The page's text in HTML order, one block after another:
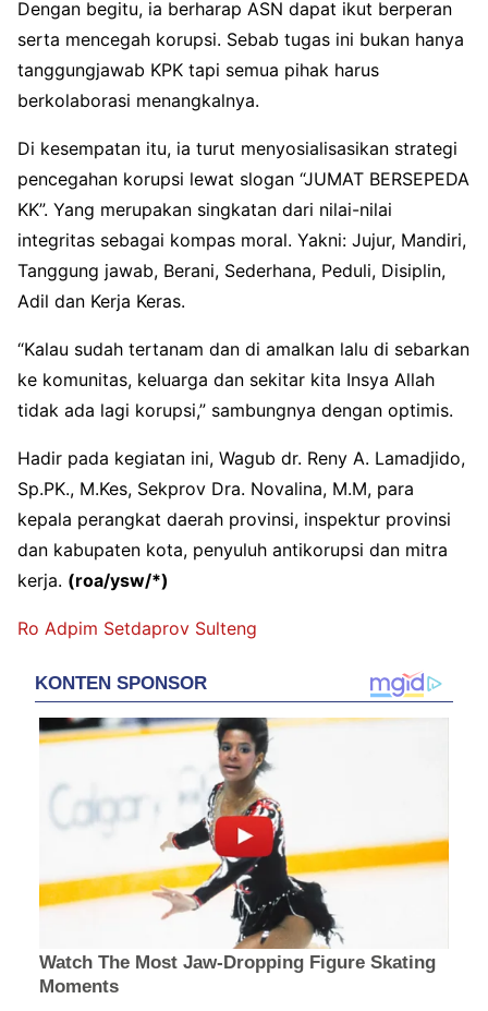
Dengan begitu, ia berharap ASN dapat ikut berperan
serta mencegah korupsi. Sebab tugas ini bukan hanya
tanggungjawab KPK tapi semua pihak harus
berkolaborasi menangkalnya.
Di kesempatan itu, ia turut menyosialisasikan strategi
pencegahan korupsi lewat slogan “JUMAT BERSEPEDA
KK”. Yang merupakan singkatan dari nilai-nilai
integritas sebagai kompas moral. Yakni: Jujur, Mandiri,
Tanggung jawab, Berani, Sederhana, Peduli, Disiplin,
Adil dan Kerja Keras.
“Kalau sudah tertanam dan di amalkan lalu di sebarkan
ke komunitas, keluarga dan sekitar kita Insya Allah
tidak ada lagi korupsi,” sambungnya dengan optimis.
Hadir pada kegiatan ini, Wagub dr. Reny A. Lamadjido,
Sp.PK., M.Kes, Sekprov Dra. Novalina, M.M, para
kepala perangkat daerah provinsi, inspektur provinsi
dan kabupaten kota, penyuluh antikorupsi dan mitra
kerja. (roa/ysw/*)
Ro Adpim Setdaprov Sulteng